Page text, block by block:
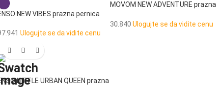
NEW VIBES prazna pernica
Ulogujte se da vidite cenu
MOVOM NEW ADVENTURE prazna
30.840 Ulogujte se da vidite cenu
LITTLE URBAN QUEEN prazna